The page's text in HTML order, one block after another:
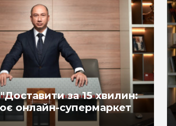
за 15 хвилин:
онлайн-супермаркет